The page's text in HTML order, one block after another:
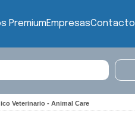
PremiumEmpresasContacto
Veterinario - Animal Care